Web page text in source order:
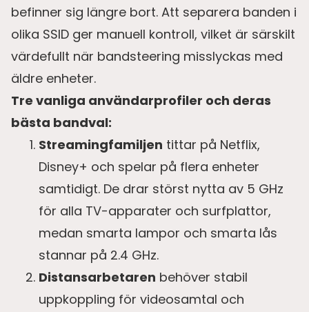
befinner sig längre bort. Att separera banden i
olika SSID ger manuell kontroll, vilket är särskilt
värdefullt när bandsteering misslyckas med
äldre enheter.
Tre vanliga användarprofiler och deras
bästa bandval:
Streamingfamiljen tittar på Netflix,
Disney+ och spelar på flera enheter
samtidigt. De drar störst nytta av 5 GHz
för alla TV-apparater och surfplattor,
medan smarta lampor och smarta lås
stannar på 2.4 GHz.
Distansarbetaren behöver stabil
uppkoppling för videosamtal och